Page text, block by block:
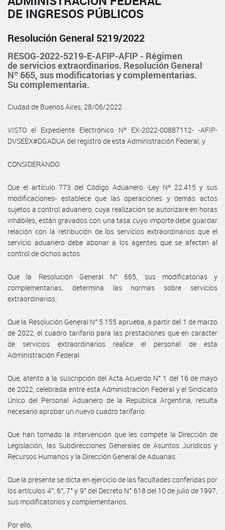
DE INGRESOS PÚBLICOS
Resolución General 5219/2022
RESOG-2022-5219-E-AFIP-AFIP - Régimen
de servicios extraordinarios. Resolución General
Nº 665, sus modificatorias y complementarias.
Su complementaria.
Ciudad de Buenos Aires, 28/06/2022
VISTO el Expediente Electrónico Nº EX-2022-00887112- -AFIP-
DVSEEX#DGADUA del registro de esta Administración Federal, y
CONSIDERANDO:
Que el artículo 773 del Código Aduanero -Ley Nº 22.415 y sus
modificaciones- establece que las operaciones y demás actos
sujetos a control aduanero, cuya realización se autorizare en horas
inhábiles, están gravados con una tasa cuyo importe debe guardar
relación con la retribución de los servicios extraordinarios que el
servicio aduanero debe abonar a los agentes que se afecten al
control de dichos actos.
Que la Resolución General N° 665, sus modificatorias y
complementarias, determina las normas sobre servicios
extraordinarios.
Que la Resolución General N° 5.155 aprueba, a partir del 1 de marzo
de 2022, el cuadro tarifario para las prestaciones que en carácter
de servicios extraordinarios realice el personal de esta
Administración Federal.
Que, atento a la suscripción del Acta Acuerdo N° 1 del 16 de mayo
de 2022, celebrada entre esta Administración Federal y el Sindicato
Único del Personal Aduanero de la República Argentina, resulta
necesario aprobar un nuevo cuadro tarifario.
Que han tomado la intervención que les compete la Dirección de
Legislación, las Subdirecciones Generales de Asuntos Jurídicos y
Recursos Humanos y la Dirección General de Aduanas.
Que la presente se dicta en ejercicio de las facultades conferidas por
los artículos 4°, 6°, 7° y 9° del Decreto N° 618 del 10 de julio de 1997,
sus modificatorios y complementarios.
Por ello,